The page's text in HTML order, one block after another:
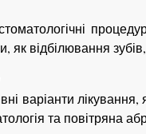
як відбілювання
варіанти
та повітряна